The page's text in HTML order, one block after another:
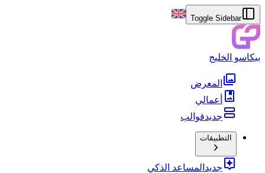
Toggle Sidebar
بيكاسو الخليج
المعرض
أعمالي
جديدقوالب
التطبيقات
جديد المساعد الذكي